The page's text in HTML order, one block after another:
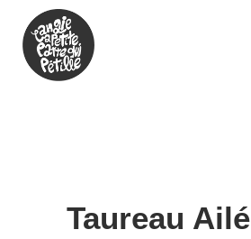
Taureau Ailé